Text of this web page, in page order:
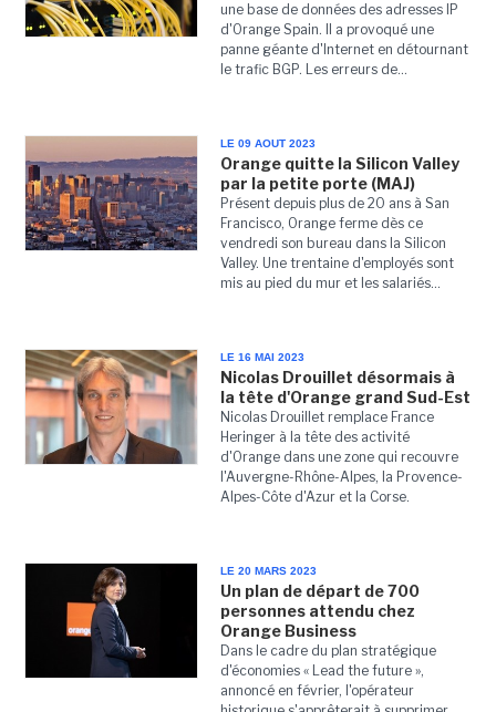
une base de données des adresses IP
d'Orange Spain. Il a provoqué une
panne géante d'Internet en détournant
le trafic BGP. Les erreurs de...
LE 09 AOUT 2023
Orange quitte la Silicon Valley
par la petite porte (MAJ)
Présent depuis plus de 20 ans à San
Francisco, Orange ferme dès ce
vendredi son bureau dans la Silicon
Valley. Une trentaine d'employés sont
mis au pied du mur et les salariés...
LE 16 MAI 2023
Nicolas Drouillet désormais à
la tête d'Orange grand Sud-Est
Nicolas Drouillet remplace France
Heringer à la tête des activité
d'Orange dans une zone qui recouvre
l'Auvergne-Rhône-Alpes, la Provence-
Alpes-Côte d'Azur et la Corse.
LE 20 MARS 2023
Un plan de départ de 700
personnes attendu chez
Orange Business
Dans le cadre du plan stratégique
d'économies « Lead the future »,
annoncé en février, l'opérateur